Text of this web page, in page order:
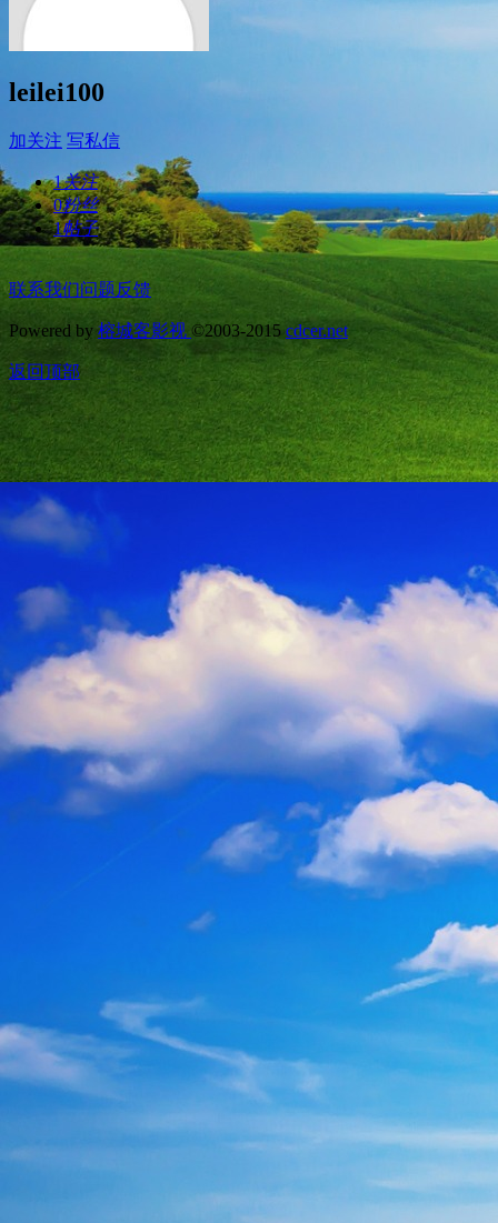
leilei100
加关注 写私信
1关注
0粉丝
1帖子
联系我们问题反馈
Powered by榕城客影视 ©2003-2015cdcer.net
返回顶部